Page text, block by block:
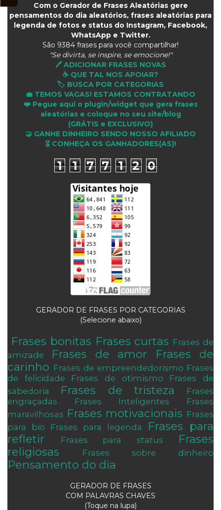
Com o Gerador de Frases Aleatórias gere
pensamentos do dia aleatórios, frases aleatórias para
legenda de fotos e status do Instagram, Facebook,
WhatsApp e Twitter.
São 9384 frases para você compartilhar!
"Se divirta, se inspire, se emocione!"
🖊️ ADICIONAR FRASES NOVAS
☕ QUE TAL NOS APOIAR?
🏷️ BUSCA POR CATEGORIAS
💼 TEMOS VAGAS! ESTAMOS CONTRATANDO
❤️ Pegue aqui o plugin/widget que gera frases
aleatórias e coloque no seu site/blog
(GRÁTIS e EXCLUSIVO)
🤝 GANHE DINHEIRO SENDO NOSSO AFILIADO
🎖 CONHEÇA OS GANHADORES(AS)!
1 1 7 7 1 2 0
GERADOR DE FRASES POR CATEGORIAS
(Selecione abaixo)
Frases bonitas Frases curtas Frases de
amizade
Frases de amor
Frases de
carinho Frases de empreendedorismo Frases
de felicidade
Frases de otimismo
Frases de
sabedoria
Frases de tristeza
Frases
engraçadas
Frases Inteligentes
Frases
maravilhosas Frases motivacionais Frases
para bio
Frases para legenda
Frases para
refletir
Frases para status
Frases
religiosas
Frases sobre dinheiro
Pensamento do dia
GERADOR DE FRASES
COM PALAVRAS CHAVES
(Toque na lupa)